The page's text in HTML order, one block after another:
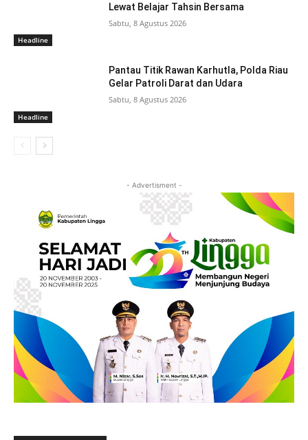
Headline
Lewat Belajar Tahsin Bersama
Sabtu, 8 Agustus 2026
Headline
Pantau Titik Rawan Karhutla, Polda Riau
Gelar Patroli Darat dan Udara
Sabtu, 8 Agustus 2026
- Advertisment -